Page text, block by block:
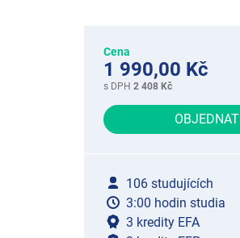
Cena
1 990,00 Kč
s DPH 2 408 Kč
OBJEDNAT
106 studujících
3:00 hodin studia
3 kredity EFA